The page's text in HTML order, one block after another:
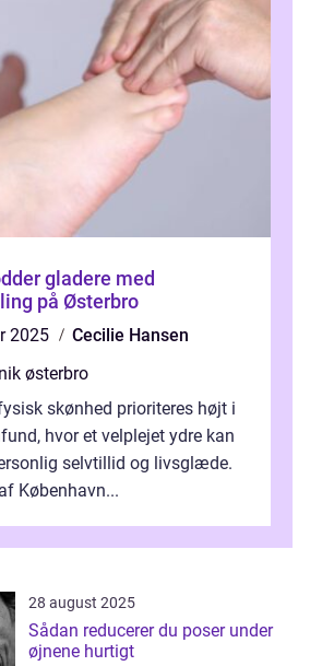
gladere med
på Østerbro
2025
Cecilie Hansen
østerbro
skønhed prioriteres højt i
hvor et velplejet ydre kan
selvtillid og livsglæde.
København...
28 august 2025
Sådan reducerer du poser under
øjnene hurtigt